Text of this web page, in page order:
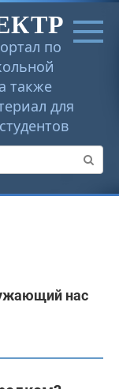
по
также
для
нас